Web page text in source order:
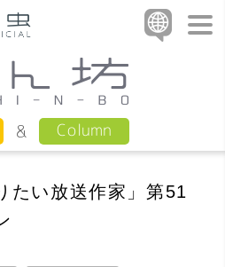
Column
たい放送作家」第51